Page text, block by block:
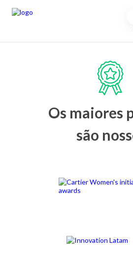
Os maiores
são